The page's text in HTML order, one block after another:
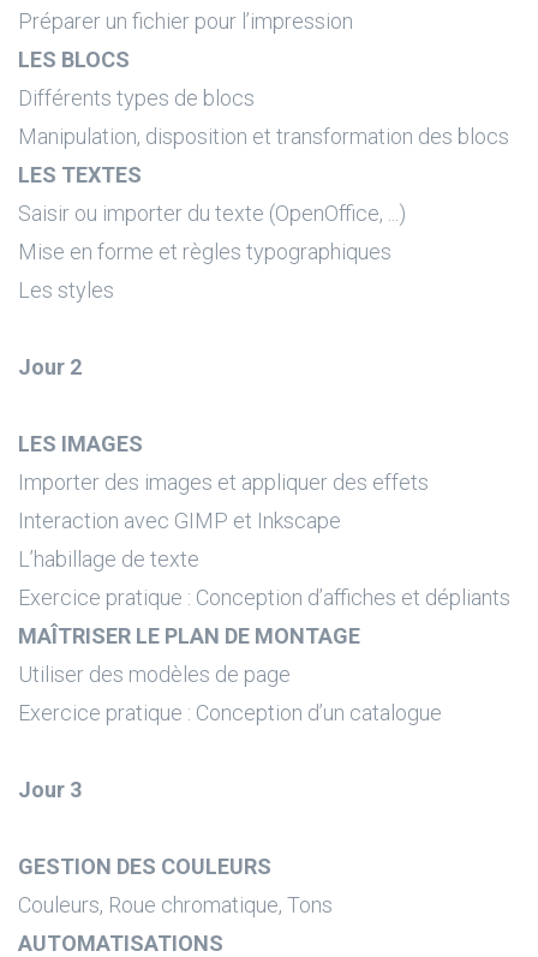
Préparer un fichier pour l’impression
LES BLOCS
Différents types de blocs
Manipulation, disposition et transformation des blocs
LES TEXTES
Saisir ou importer du texte (OpenOffice, ...)
Mise en forme et règles typographiques
Les styles
Jour 2
LES IMAGES
Importer des images et appliquer des effets
Interaction avec GIMP et Inkscape
L’habillage de texte
Exercice pratique : Conception d’affiches et dépliants
MAÎTRISER LE PLAN DE MONTAGE
Utiliser des modèles de page
Exercice pratique : Conception d’un catalogue
Jour 3
GESTION DES COULEURS
Couleurs, Roue chromatique, Tons
AUTOMATISATIONS